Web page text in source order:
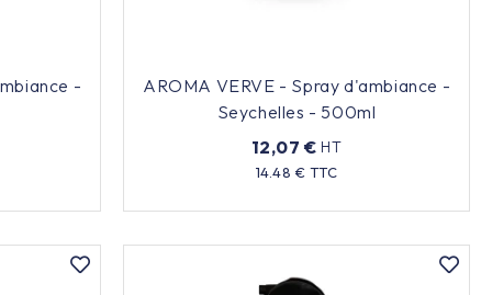
-
AROMA VERVE - Spray d'ambiance -
Seychelles - 500ml
12,07 € HT
14.48 € TTC
Prix